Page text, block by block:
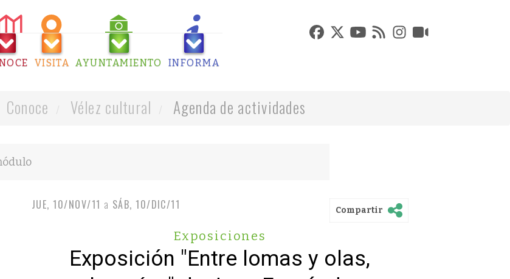
VISITA AYUNTAMIENTO INFORMA
Conoce Vélez cultural Agenda de actividades
JUE, 10/NOV/11 a SÁB, 10/DIC/11 Compartir
Exposiciones
Exposición "Entre lomas y olas,